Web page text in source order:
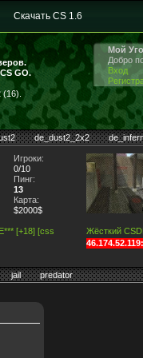
Скачать CS 1.6
GO.
Мой
Добро
Вход
de_dust2_2x2
Игроки:
0/10
Пинг:
13
Карта:
$2000$
[+18] [css
Жёсткий
jail predator